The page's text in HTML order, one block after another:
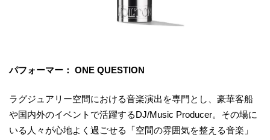
パフォーマー： ONE QUESTION
ラグジュアリー空間における音楽演出を専門とし、豪華客船
や国内外のイベントで活躍するDJ/Music Producer。その場に
いる人々が心地よく過ごせる「空間の雰囲気を整える音楽」